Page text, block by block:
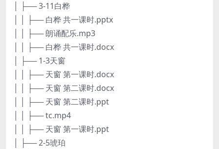
│ ├── 3-11白桦
│ │ ├── 白桦 共一课时.pptx
│ │ ├── 朗诵配乐.mp3
│ │ ├── 白桦 共一课时.docx
│ ├── 1-3天窗
│ │ ├── 天窗 第一课时.docx
│ │ ├── 天窗 第二课时.docx
│ │ ├── 天窗 第二课时.ppt
│ │ ├── tc.mp4
│ │ ├── 天窗 第一课时.ppt
│ ├── 2-5琥珀